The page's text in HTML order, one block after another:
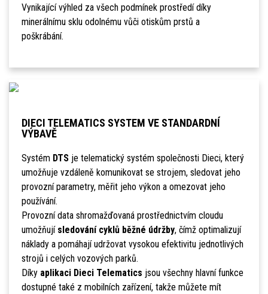
Vynikající výhled za všech podmínek prostředí díky
minerálnímu sklu odolnému vůči otiskům prstů a
poškrábání.
DIECI TELEMATICS SYSTEM VE STANDARDNÍ
VÝBAVĚ
Systém DTSje telematický systém společnosti Dieci, který
umožňuje vzdáleně komunikovat se strojem, sledovat jeho
provozní parametry, měřit jeho výkon a omezovat jeho
používání.
Provozní data shromažďovaná prostřednictvím cloudu
umožňují sledování cyklů běžné údržby, čímž optimalizují
náklady a pomáhají udržovat vysokou efektivitu jednotlivých
strojů i celých vozových parků.
Díky aplikaci Dieci Telematics jsou všechny hlavní funkce
dostupné také z mobilních zařízení, takže můžete mít